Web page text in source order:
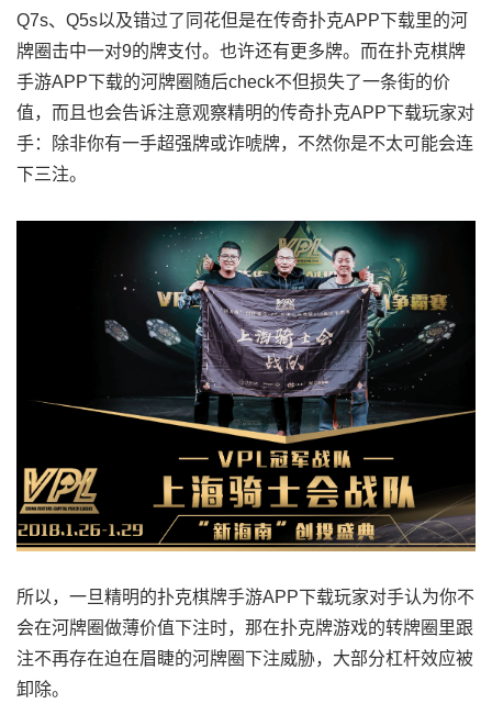
Q7s、Q5s以及错过了同花但是在传奇扑克APP下载里的河
牌圈击中一对9的牌支付。也许还有更多牌。而在扑克棋牌
手游APP下载的河牌圈随后check不但损失了一条街的价
值，而且也会告诉注意观察精明的传奇扑克APP下载玩家对
手：除非你有一手超强牌或诈唬牌，不然你是不太可能会连
下三注。
所以，一旦精明的扑克棋牌手游APP下载玩家对手认为你不
会在河牌圈做薄价值下注时，那在扑克牌游戏的转牌圈里跟
注不再存在迫在眉睫的河牌圈下注威胁，大部分杠杆效应被
卸除。